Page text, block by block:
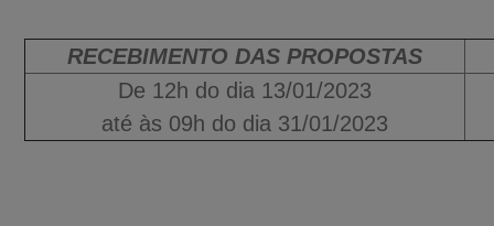
RECEBIMENTO DAS PROPOSTAS
De 12h do dia 13/01/2023
até às 09h do dia 31/01/2023